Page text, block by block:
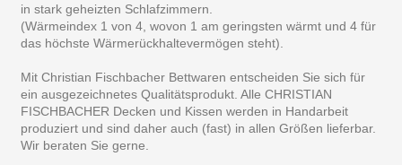
in stark geheizten Schlafzimmern.
(Wärmeindex 1 von 4, wovon 1 am geringsten wärmt und 4 für
das höchste Wärmerückhaltevermögen steht).
Mit Christian Fischbacher Bettwaren entscheiden Sie sich für
ein ausgezeichnetes Qualitätsprodukt. Alle CHRISTIAN
FISCHBACHER Decken und Kissen werden in Handarbeit
produziert und sind daher auch (fast) in allen Größen lieferbar.
Wir beraten Sie gerne.